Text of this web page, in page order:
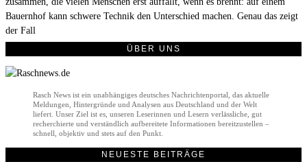
Bauernhof kann schwere Technik den Unterschied machen. Genau das zeigt
der Fall
ÜBER UNS
Rasch News ist ein unabhängiges deutsches Nachrichtenportal, das aktuelle
Meldungen, Hintergründe und Analysen aus Deutschland und der Welt
liefert. Unser Ziel ist es, unseren Leserinnen und Lesern verlässliche, gut
recherchierte und verständlich aufbereitete Informationen bereitzustellen –
schnell, objektiv und stets auf den Punkt.
NEUESTE BEITRÄGE